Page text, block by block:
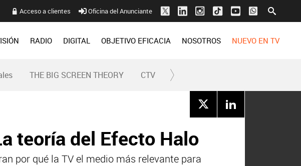
Acceso a clientes Oficina del Anunciante
RADIO DIGITAL OBJETIVO EFICACIA NOSOTROS NUEVO EN TV
THE BIG SCREEN THEORY CTV
teoría del Efecto Halo
por qué la TV el medio más relevante para